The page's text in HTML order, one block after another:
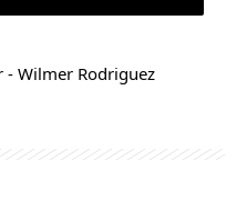
- Wilmer Rodriguez